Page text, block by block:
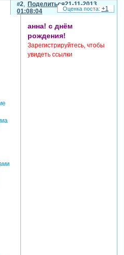
Поделиться
2
21-11-2013
01:08:04
анна! с днём
рождения!
Зарегистрируйтесь, чтобы
увидеть ссылки
+1